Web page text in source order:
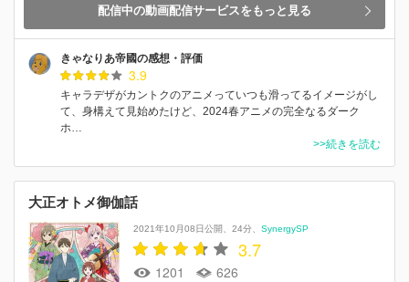
配信中の動画配信サービスをもっと見る
きゃなりあ帝國の感想・評価
3.9
キャラデザがカントクのアニメっていつも滑ってるイメージがし
て、身構えて見始めたけど、2024春アニメの完全なるダーク
ホ…
>>続きを読む
大正オトメ御伽話
2021年10月08日公開 24分 SynergySP
3.7
1201 626